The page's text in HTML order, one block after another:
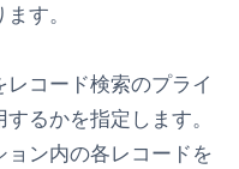
す。
コード検索のプライ
るかを指定します。
ン内の各レコードを